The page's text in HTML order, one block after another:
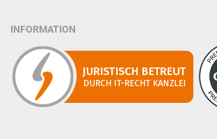
INFORMATION